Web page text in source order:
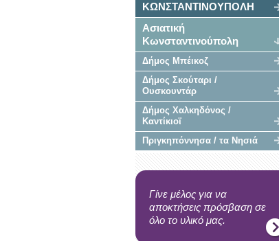
ΚΩΝΣΤΑΝΤΙΝΟΥΠΟΛΗ
Ασιατική
Κωνσταντινούπολη
Δήμος Μπέικοζ
Δήμος Σκούταρι /
Ουσκουντάρ
Δήμος Χαλκηδόνος /
Καντίκιοϊ
Πριγκηπόννησα / τα Νησιά
Γίνε μέλος για να
αποκτήσεις πρόσβαση σε
όλο το υλικό μας.